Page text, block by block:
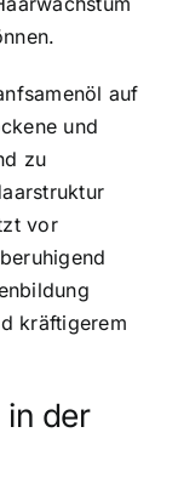
auf
und
zu
vor
kräftigerem
in der